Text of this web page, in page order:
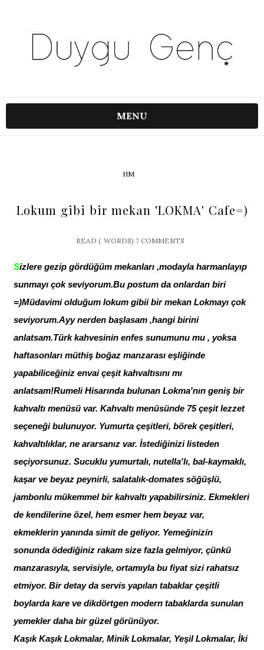
MENU
HM
Lokum gibi bir mekan 'LOKMA' Cafe=)
READ ( WORDS) 7 COMMENTS
Sizlere gezip gördüğüm mekanları ,modayla harmanlayıp
sunmayı çok seviyorum.Bu postum da onlardan biri
=)Müdavimi olduğum lokum gibii bir mekan Lokmayı çok
seviyorum.Ayy nerden başlasam ,hangi birini
anlatsam.Türk kahvesinin enfes sunumunu mu , yoksa
haftasonları müthiş boğaz manzarası eşliğinde
yapabiliceğiniz envai çeşit kahvaltısını mı
anlatsam!Rumeli Hisarında bulunan Lokma'nın geniş bir
kahvaltı menüsü var. Kahvaltı menüsünde 75 çeşit lezzet
seçeneği bulunuyor. Yumurta çeşitleri, börek çeşitleri,
kahvaltılıklar, ne ararsanız var. İstediğinizi listeden
seçiyorsunuz. Sucuklu yumurtalı, nutella'lı, bal-kaymaklı,
kaşar ve beyaz peynirli, salatalık-domates söğüşlü,
jambonlu mükemmel bir kahvaltı yapabilirsiniz. Ekmekleri
de kendilerine özel, hem esmer hem beyaz var,
ekmeklerin yanında simit de geliyor. Yemeğinizin
sonunda ödediğiniz rakam size fazla gelmiyor, çünkü
manzarasıyla, servisiyle, ortamıyla bu fiyat sizi rahatsız
etmiyor. Bir detay da servis yapılan tabaklar çeşitli
boylarda kare ve dikdörtgen modern tabaklarda sunulan
yemekler daha bir güzel görünüyor.
Kaşık Kaşık Lokmalar, Minik Lokmalar, Yeşil Lokmalar, İki